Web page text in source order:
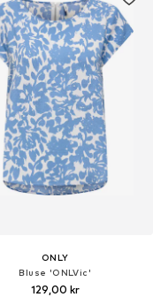
ONLY
Bluse 'ONLVic'
129,00 kr